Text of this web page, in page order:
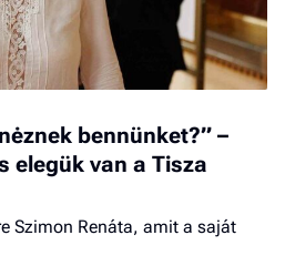
bennünket?” –
elegük van a Tisza
Szimon Renáta, amit a saját